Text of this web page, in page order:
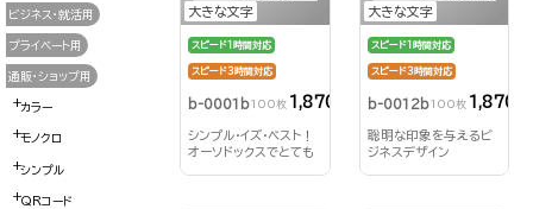
ビジネス・就活用
プライベート用
通販・ショップ用
カラー
モノクロ
シンプル
QRコード
大きな文字
スピード1時間対応
スピード3時間対応
b-0001b100枚 1,870円
シンプル・イズ・ベスト！
オーソドックスでとても
大きな文字
スピード1時間対応
スピード3時間対応
b-0012b100枚 1,870円
聡明な印象を与えるビ
ジネスデザイン